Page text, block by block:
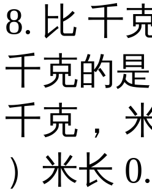
8. 比 千
千克的是
千克，
）米长